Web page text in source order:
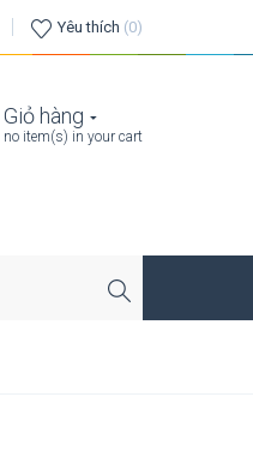
Yêu thích (0)
Giỏ hàng
no item(s) in your cart